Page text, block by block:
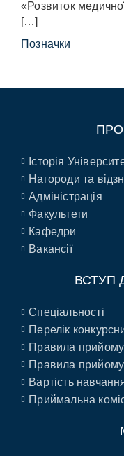
«Розвиток
[…]
Позначки
Історія
Нагороди та
Адміністрація
Факультети
Кафедри
Вакансії
ВСТУП
Спеціальності
Перелік
Правила прийому
Правила
Вартість
Приймальна